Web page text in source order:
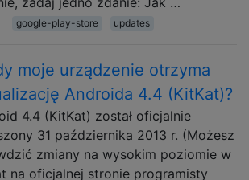
google-play-store updates
moje urządzenie otrzyma
Androida 4.4 (KitKat)?
4.4 (KitKat) został oficjalnie
31 października 2013 r. (Możesz
zmiany na wysokim poziomie w
na oficjalnej stronie programisty